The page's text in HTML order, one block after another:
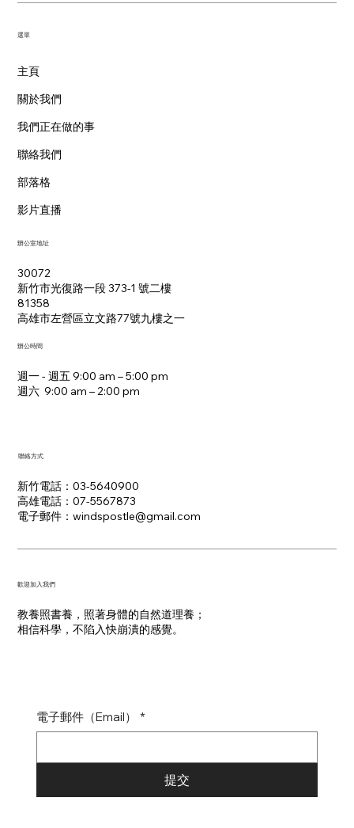
主頁
關於我們
我們正在做的事
聯絡我們
部落格
影片直播
​選單
辦公室地址
30072
新竹市光復路一段 373-1 號二樓
81358
​高雄市左營區立文路77號九樓之一
週一 - 週五 9:00 am – 5:00 pm
週六 9:00 am – 2:00 pm​
辦公時間
新竹電話：03-5640900
高雄電話：07-5567873
電子郵件：​windspostle@gmail.com
聯絡方式
​歡迎加入我們
教養照書養，照著身體的自然道理養；
​相信科學，不陷入快崩潰的感覺。
電子郵件（Email） *
提交